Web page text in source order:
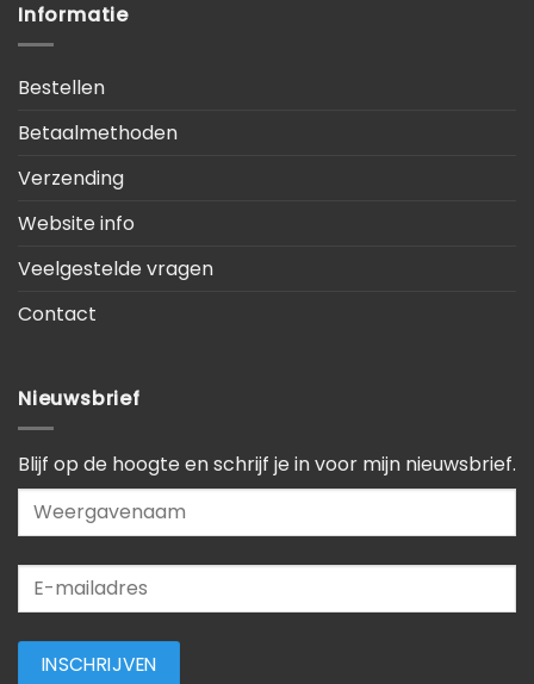
Informatie
Bestellen
Betaalmethoden
Verzending
Website info
Veelgestelde vragen
Contact
Nieuwsbrief
Blijf op de hoogte en schrijf je in voor mijn nieuwsbrief.